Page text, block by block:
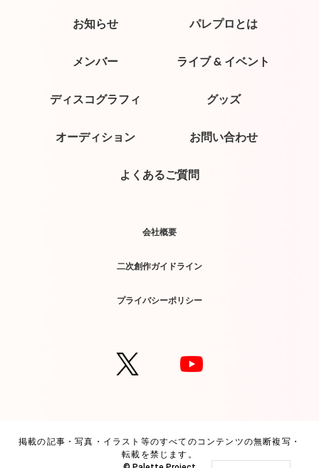
お知らせ パレプロとは
メンバー ライブ & イベント
ディスコグラフィ グッズ
オーディション お問い合わせ
よくあるご質問
会社概要
二次創作ガイドライン
プライバシーポリシー
掲載の記事・写真・イラスト等のすべてのコンテンツの無断複写・
転載を禁じます。